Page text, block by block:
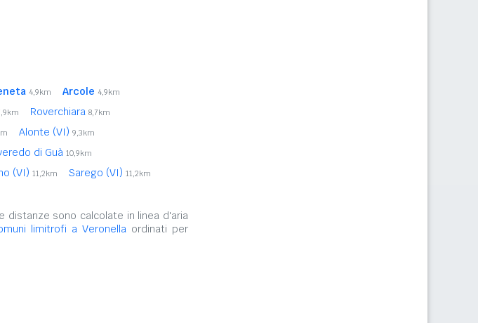
4,9km Arcole 4,9km
Roverchiara 8,7km
Alonte (VI) 9,3km
di Guà 10,9km
(VI) 11,2km Sarego (VI) 11,2km
distanze sono calcolate in linea d'aria
limitrofi a Veronellaordinati per